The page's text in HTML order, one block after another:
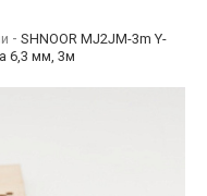
SHNOOR MJ2JM-3m Y-
6,3 мм, 3м